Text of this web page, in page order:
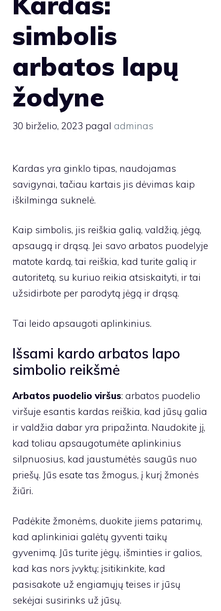
simbolis
arbatos lapų
žodyne
30 birželio, 2023 pagal adminas
Kardas yra ginklo tipas, naudojamas
savigynai, tačiau kartais jis dėvimas kaip
iškilminga suknelė.
Kaip simbolis, jis reiškia galią, valdžią, jėgą,
apsaugą ir drąsą. Jei savo arbatos puodelyje
matote kardą, tai reiškia, kad turite galią ir
autoritetą, su kuriuo reikia atsiskaityti, ir tai
užsidirbote per parodytą jėgą ir drąsą.
Tai leido apsaugoti aplinkinius.
Išsami kardo arbatos lapo
simbolio reikšmė
Arbatos puodelio viršus: arbatos puodelio
viršuje esantis kardas reiškia, kad jūsų galia
ir valdžia dabar yra pripažinta. Naudokite jį,
kad toliau apsaugotumėte aplinkinius
silpnuosius, kad jaustumėtės saugūs nuo
priešų. Jūs esate tas žmogus, į kurį žmonės
žiūri.
Padėkite žmonėms, duokite jiems patarimų,
kad aplinkiniai galėtų gyventi taikų
gyvenimą. Jūs turite jėgų, išminties ir galios,
kad kas nors įvyktų; įsitikinkite, kad
pasisakote už engiamųjų teises ir jūsų
sekėjai susirinks už jūsų.